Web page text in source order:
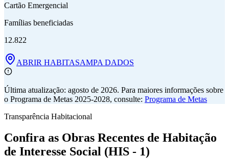
Cartão Emergencial
Famílias beneficiadas
12.822
ABRIR HABITASAMPA DADOS
Última atualização: agosto de 2026. Para maiores informações sobre
o Programa de Metas 2025-2028, consulte: Programa de Metas
Transparência Habitacional
Confira as Obras Recentes de Habitação
de Interesse Social (HIS - 1)